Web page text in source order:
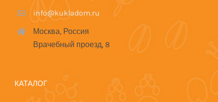
info@kukladom.ru
Москва, Россия
Врачебный проезд, 8
КАТАЛОГ